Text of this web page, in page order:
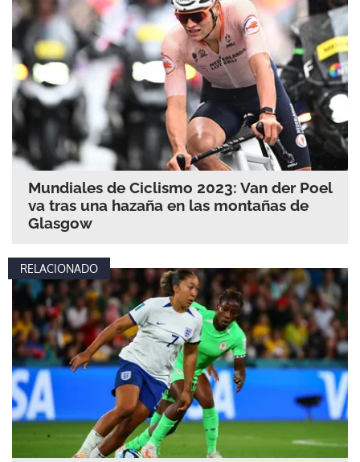
Mundiales de Ciclismo 2023: Van der Poel
va tras una hazaña en las montañas de
Glasgow
RELACIONADO